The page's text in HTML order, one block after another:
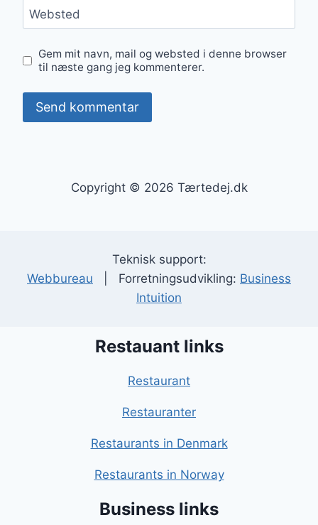
Websted
Gem mit navn, mail og websted i denne browser
til næste gang jeg kommenterer.
Copyright © 2026 Tærtedej.dk
Teknisk support:
Webbureau | Forretningsudvikling: Business
Intuition
Restauant links
Restaurant
Restauranter
Restaurants in Denmark
Restaurants in Norway
Business links